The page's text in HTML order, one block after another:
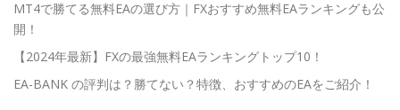
MT4で勝てる無料EAの選び方｜FXおすすめ無料EAランキングも公
開！
【2024年最新】FXの最強無料EAランキングトップ10！
EA-BANK の評判は？勝てない？特徴、おすすめのEAをご紹介！